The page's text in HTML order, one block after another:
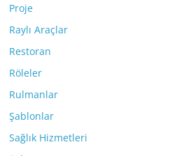
Proje
Raylı Araçlar
Restoran
Röleler
Rulmanlar
Şablonlar
Sağlık Hizmetleri